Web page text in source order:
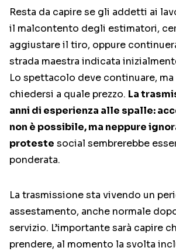
Resta da capire se gli addetti ai
il malcontento degli estimatori,
aggiustare il tiro, oppure
strada maestra indicata
Lo spettacolo deve continuare, ma
chiedersi a quale prezzo. La
anni di esperienza alle spalle:
non è possibile, ma neppure
proteste social sembrerebbe
ponderata.
La trasmissione sta vivendo un
assestamento, anche normale
servizio. L’importante sarà capire
prendere, al momento la svolta